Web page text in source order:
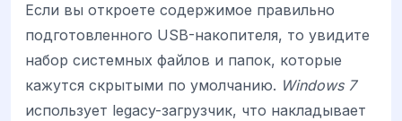
Если вы откроете содержимое правильно
подготовленного USB-накопителя, то увидите
набор системных файлов и папок, которые
кажутся скрытыми по умолчанию. Windows 7
использует legacy-загрузчик, что накладывает